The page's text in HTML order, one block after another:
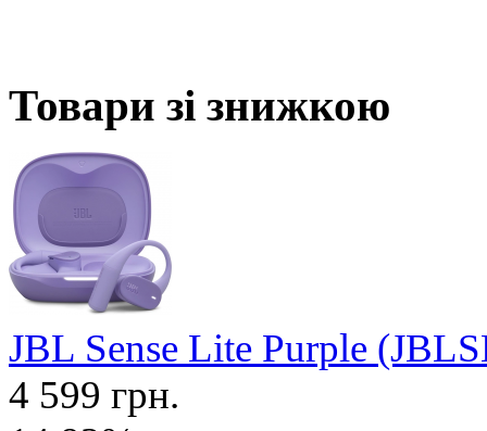
Товари зі знижкою
JBL Sense Lite Purple
4 599 грн.